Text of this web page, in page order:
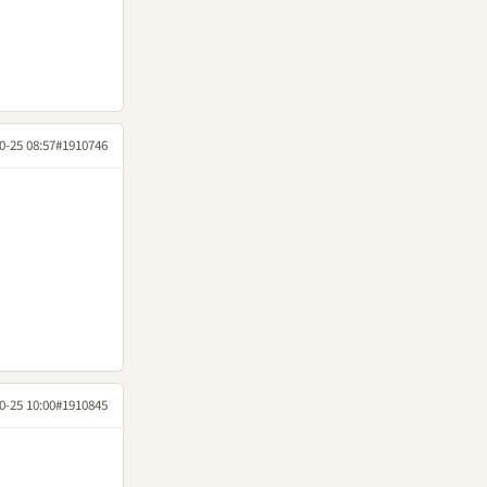
25 08:57#1910746
25 10:00#1910845